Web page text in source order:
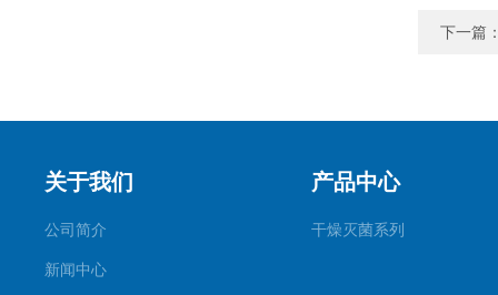
下一篇
关于我们
公司简介
新闻中心
产品中心
干燥灭菌系列